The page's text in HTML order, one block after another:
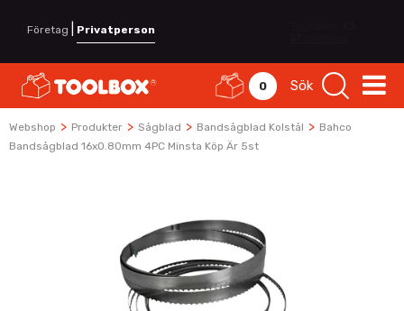
Företag Privatperson
0 Sök
Webshop > Produkter > Sågblad > Bandsågblad Kolstål > Bahco
Bandsågblad 16x0.80mm 4PC Minsta Köp Är 5st